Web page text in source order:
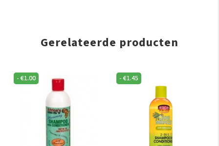
Gerelateerde producten
-€1.00 -€1.45